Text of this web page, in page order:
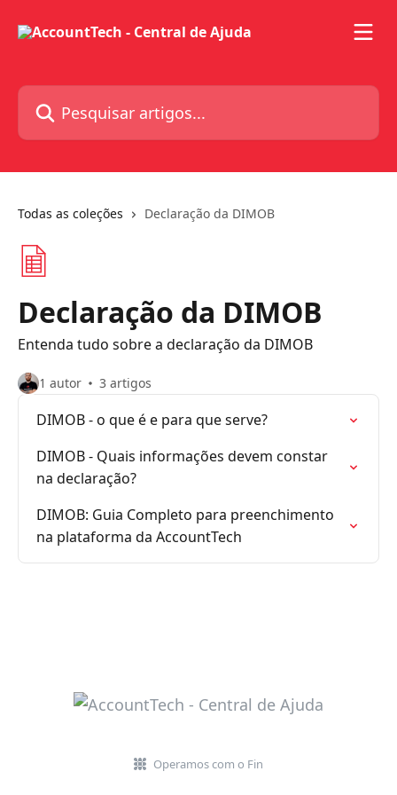
Pesquisar artigos...
Todas as coleções Declaração da DIMOB
Declaração da DIMOB
Entenda tudo sobre a declaração da DIMOB
1 autor 3 artigos
DIMOB - o que é e para que serve?
DIMOB - Quais informações devem constar
na declaração?
DIMOB: Guia Completo para preenchimento
na plataforma da AccountTech
Operamos com o Fin